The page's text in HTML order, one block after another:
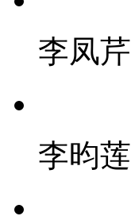
李凤芹
李昀莲